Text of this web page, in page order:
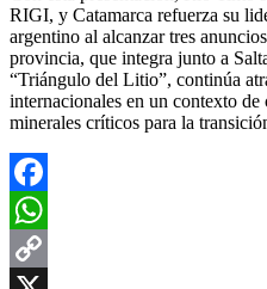
RIGI, y Catamarca refuerza su
argentino al alcanzar tres
provincia, que integra junto a
“Triángulo del Litio”, continúa
internacionales en un contexto
minerales críticos para la
Facebook
WhatsApp